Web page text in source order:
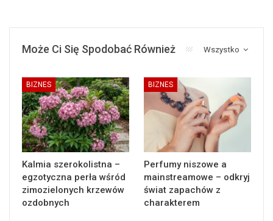
Wszystko
Może Ci Się Spodobać Również
BIZNES
Kalmia szerokolistna –
egzotyczna perła wśród
zimozielonych krzewów
ozdobnych
BIZNES
Perfumy niszowe a
mainstreamowe – odkryj
świat zapachów z
charakterem